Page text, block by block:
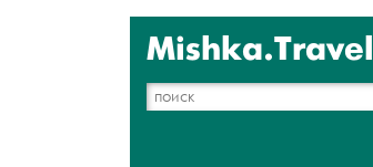
Mishka.Travel